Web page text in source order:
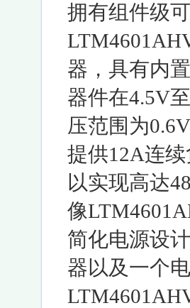
拥有组件级
器，具有内
器件在4.5V
压范围为
提供12A连
以实现高达
像
简化电源设
器以及一个